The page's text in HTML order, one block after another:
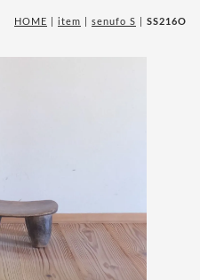
HOME item senufo S SS216O